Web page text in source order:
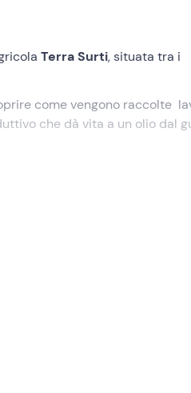
Terra Surti, situata tra i
come vengono raccolte
che dà vita a un olio dal